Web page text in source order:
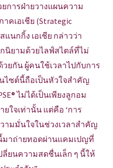
การฝ่ายวางแผนความ
คเอเชีย (Strategic
แนกกิ้ง เอเชีย กล่าวว่า
นิยามด้วยไลฟ์สไตล์ที่ไม่
ยกัน ผู้คนใช้เวลาไปกับการ
ไซต์นี้ถือเป็นหัวใจสำคัญ
ไม่ได้เป็นเพียงลูกอม
ใจเท่านั้น แต่คือ ‘การ
วามมั่นใจในช่วงเวลาสำคัญ
มาถ่ายทอดผ่านแคมเปญที่
ยนความสดชื่นเล็ก ๆ นี้ให้